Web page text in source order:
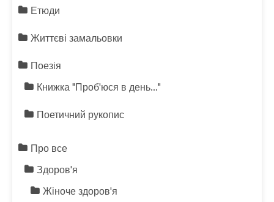
Етюди
Життєві замальовки
Поезія
Книжка "Проб'юся в день…"
Поетичний рукопис
Про все
Здоров'я
Жіноче здоров'я